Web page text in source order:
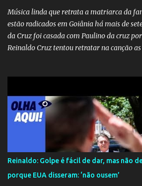
O Negacionismo Climático da Extrema
de fake news não é uma surpresa, pois faz
Música linda que retrata a matriarca da
estão radicados em Goiânia há mais de
da Cruz foi casada com Paulino da cruz
Reinaldo Cruz tentou retratar na canção
Reinaldo: Golpe é fácil de dar, mas não
porque EUA disseram: ‘não ousem’